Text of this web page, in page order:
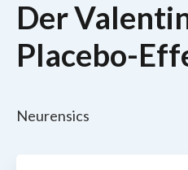
Der
Placebo-
Neurensics